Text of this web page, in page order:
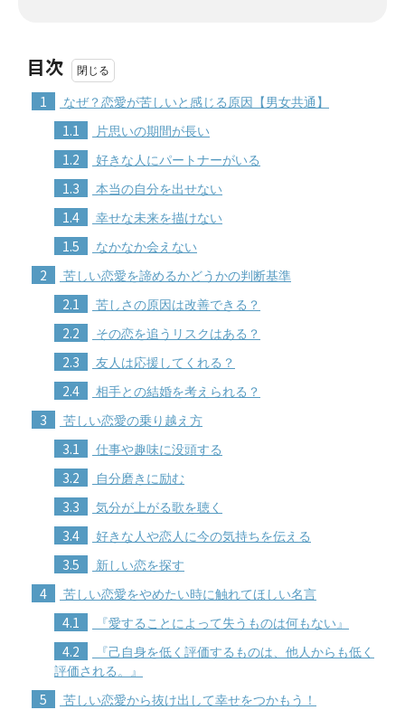
目次
1 なぜ？恋愛が苦しいと感じる原因【男女共通】
1.1 片思いの期間が長い
1.2 好きな人にパートナーがいる
1.3 本当の自分を出せない
1.4 幸せな未来を描けない
1.5 なかなか会えない
2 苦しい恋愛を諦めるかどうかの判断基準
2.1 苦しさの原因は改善できる？
2.2 その恋を追うリスクはある？
2.3 友人は応援してくれる？
2.4 相手との結婚を考えられる？
3 苦しい恋愛の乗り越え方
3.1 仕事や趣味に没頭する
3.2 自分磨きに励む
3.3 気分が上がる歌を聴く
3.4 好きな人や恋人に今の気持ちを伝える
3.5 新しい恋を探す
4 苦しい恋愛をやめたい時に触れてほしい名言
4.1 『愛することによって失うものは何もない』
4.2
『己自身を低く評価するものは、他人からも低く
評価される。』
5 苦しい恋愛から抜け出して幸せをつかもう！